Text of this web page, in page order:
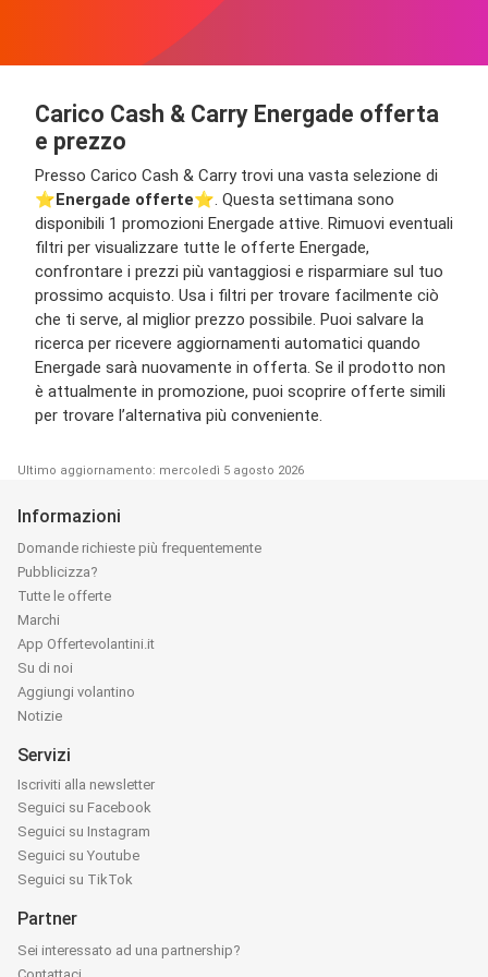
Carico Cash & Carry Energade offerta
e prezzo
Presso Carico Cash & Carry trovi una vasta selezione di
⭐️Energade offerte⭐️. Questa settimana sono
disponibili 1 promozioni Energade attive. Rimuovi eventuali
filtri per visualizzare tutte le offerte Energade,
confrontare i prezzi più vantaggiosi e risparmiare sul tuo
prossimo acquisto. Usa i filtri per trovare facilmente ciò
che ti serve, al miglior prezzo possibile. Puoi salvare la
ricerca per ricevere aggiornamenti automatici quando
Energade sarà nuovamente in offerta. Se il prodotto non
è attualmente in promozione, puoi scoprire offerte simili
per trovare l’alternativa più conveniente.
Ultimo aggiornamento: mercoledì 5 agosto 2026
Informazioni
Domande richieste più frequentemente
Pubblicizza?
Tutte le offerte
Marchi
App Offertevolantini.it
Su di noi
Aggiungi volantino
Notizie
Servizi
Iscriviti alla newsletter
Seguici su Facebook
Seguici su Instagram
Seguici su Youtube
Seguici su TikTok
Partner
Sei interessato ad una partnership?